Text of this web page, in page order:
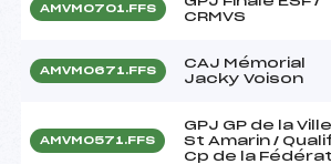
AMVM0701.FFS
CRMVS
AMVM0671.FFS
CAJ Mémorial
Jacky Voison
AMVM0571.FFS
GPJ GP de la
St Amarin /
Cp de la